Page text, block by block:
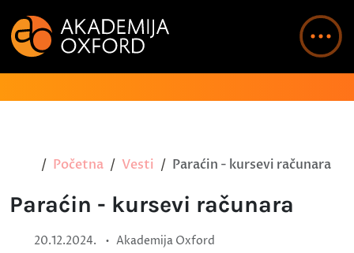
Početna Vesti Paraćin - kursevi računara
Paraćin - kursevi računara
20.12.2024. • Akademija Oxford